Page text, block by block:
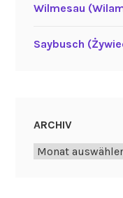
Wilmesau
Saybusch
ARCHIV
Archiv